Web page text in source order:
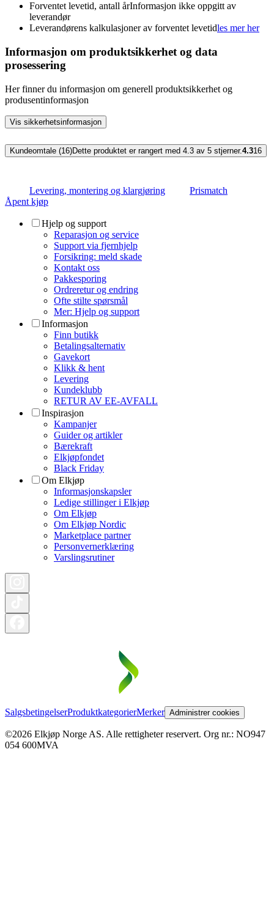
Forventet levetid, antall årInformasjon ikke oppgitt av
leverandør
Leverandørens kalkulasjoner av forventet levetidles mer her
Informasjon om produktsikkerhet og data
prosessering
Her finner du informasjon om generell produktsikkerhet og
produsentinformasjon
Vis sikkerhetsinformasjon
Kundeomtale (16)Dette produktet er rangert med 4.3 av 5 stjerner.4.316
Levering, montering og klargjøring
Prismatch
Åpent kjøp
Hjelp og support
Reparasjon og service
Support via fjernhjelp
Forsikring: meld skade
Kontakt oss
Pakkesporing
Ordreretur og endring
Ofte stilte spørsmål
Mer: Hjelp og support
Informasjon
Finn butikk
Betalingsalternativ
Gavekort
Klikk & hent
Levering
Kundeklubb
RETUR AV EE-AVFALL
Inspirasjon
Kampanjer
Guider og artikler
Bærekraft
Elkjøpfondet
Black Friday
Om Elkjøp
Informasjonskapsler
Ledige stillinger i Elkjøp
Om Elkjøp
Om Elkjøp Nordic
Marketplace partner
Personvernerklæring
Varslingsrutiner
SalgsbetingelserProduktkategorierMerker Administrer cookies
©2026 Elkjøp Norge AS. Alle rettigheter reservert. Org nr.: NO947
054 600MVA